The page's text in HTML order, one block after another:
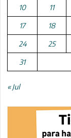
10 11
17 18
24 25
31
« Jul